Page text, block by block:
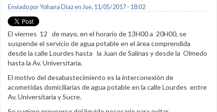
Enviado porYohana Diazen Jue, 11/05/2017 - 18:02
El viernes 12 de mayo, en el horario de 13H00 a 20H00, se
suspende el servicio de agua potable en el área comprendida
desde la calle Lourdes hasta la Juan de Salinas y desde la Olmedo
hasta la Av. Universitaria.
El motivo del desabastecimiento es la interconexión de
acometidas domiciliarias de agua potable en la calle Lourdes entre
Av. Universitaria y Sucre.